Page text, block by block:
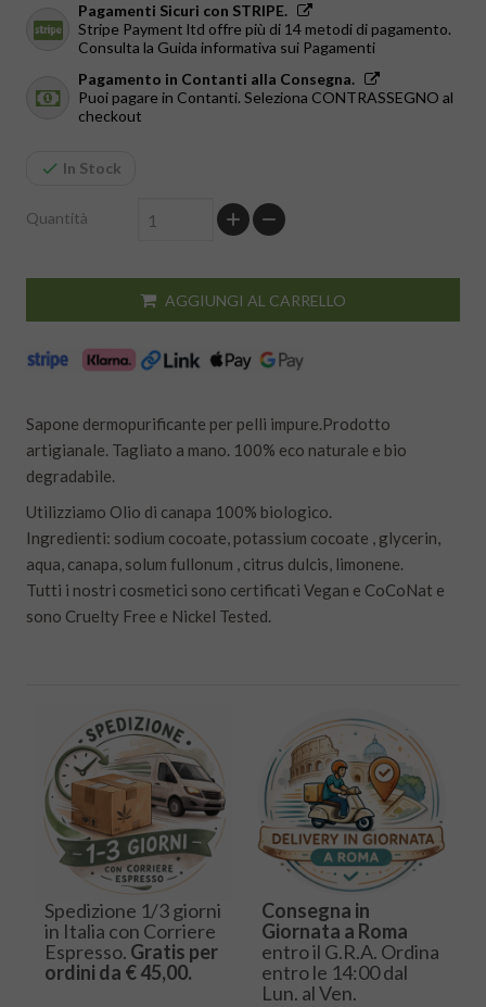
Pagamenti Sicuri con STRIPE.
Stripe Payment ltd offre più di 14 metodi di pagamento.
Consulta la Guida informativa sui Pagamenti
Pagamento in Contanti alla Consegna.
Puoi pagare in Contanti. Seleziona CONTRASSEGNO al
checkout
In Stock
Quantità
AGGIUNGI AL CARRELLO
Sapone dermopurificante per pelli impure.Prodotto
artigianale. Tagliato a mano. 100% eco naturale e bio
degradabile.
Utilizziamo Olio di canapa 100% biologico.
Ingredienti: sodium cocoate, potassium cocoate , glycerin,
aqua, canapa, solum fullonum , citrus dulcis, limonene.
Tutti i nostri cosmetici sono certificati Vegan e CoCoNat e
sono Cruelty Free e Nickel Tested.
Spedizione 1/3 giorni
in Italia con Corriere
Espresso. Gratis per
ordini da € 45,00.
Consegna in
Giornata a Roma
entro il G.R.A. Ordina
entro le 14:00 dal
Lun. al Ven.